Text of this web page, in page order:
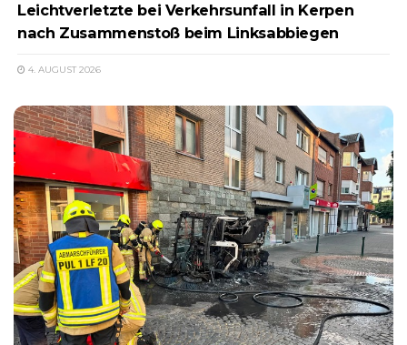
Leichtverletzte bei Verkehrsunfall in Kerpen
nach Zusammenstoß beim Linksabbiegen
4. AUGUST 2026